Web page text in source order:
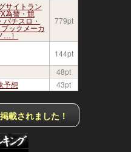
サイトラン
為替・競
チスロ・
ックメーカ
…］
779pt
144pt
48pt
予想 43pt
載されました！